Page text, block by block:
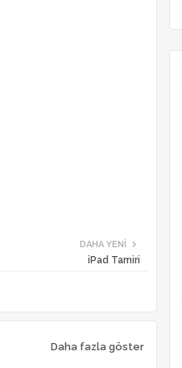
DAHA YENI
iPad Tamiri
Daha fazla göster